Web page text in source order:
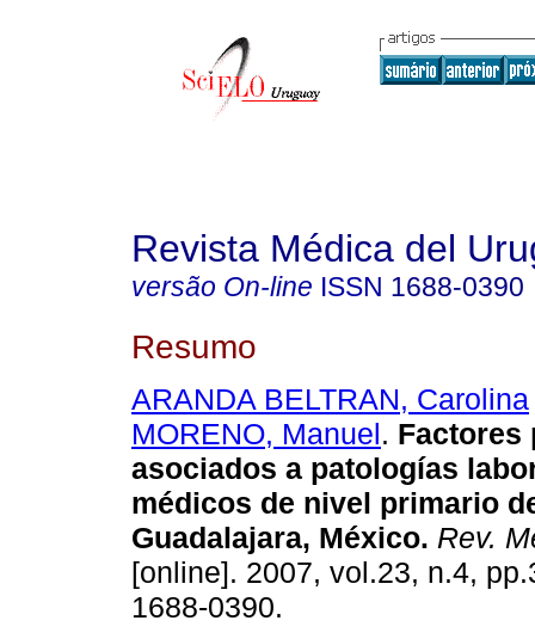
Revista Médica del
versão On-line ISSN 1688-0390
Resumo
ARANDA BELTRAN, Carolina
MORENO, Manuel. Factores
asociados a patologías
médicos de nivel primario
Guadalajara, México. Rev.
[online]. 2007, vol.23, n.4,
1688-0390.